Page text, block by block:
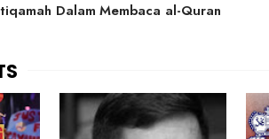
Dalam Membaca al-Quran